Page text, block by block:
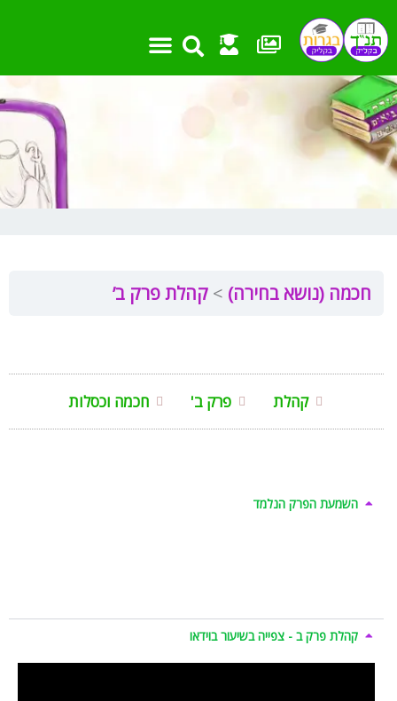
לתוכן
חכמה (נושא בחירה) קהלת פרק ב’
קהלת פרק ב' חכמה וכסלות
השמעת הפרק הנלמד
קהלת פרק ב - צפייה בשיעור בוידאו